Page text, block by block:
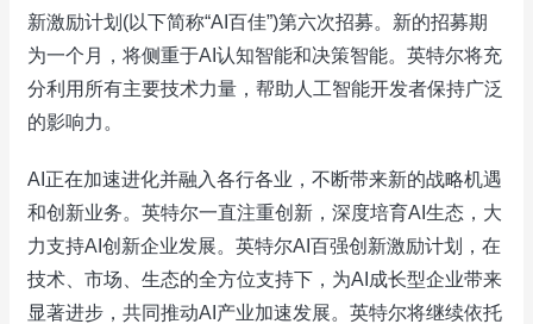
新激励计划(以下简称“AI百佳”)第六次招募。新的招募期
为一个月，将侧重于AI认知智能和决策智能。英特尔将充
分利用所有主要技术力量，帮助人工智能开发者保持广泛
的影响力。
AI正在加速进化并融入各行各业，不断带来新的战略机遇
和创新业务。英特尔一直注重创新，深度培育AI生态，大
力支持AI创新企业发展。英特尔AI百强创新激励计划，在
技术、市场、生态的全方位支持下，为AI成长型企业带来
显著进步，共同推动AI产业加速发展。英特尔将继续依托